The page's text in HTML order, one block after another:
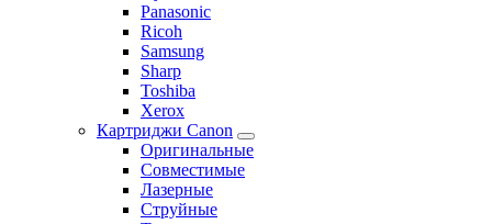
Panasonic
Ricoh
Samsung
Sharp
Toshiba
Xerox
Картриджи Canon
Оригинальные
Совместимые
Лазерные
Струйные